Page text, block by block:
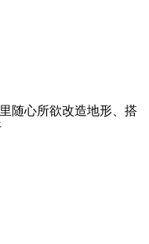
随心所欲改造地形、搭